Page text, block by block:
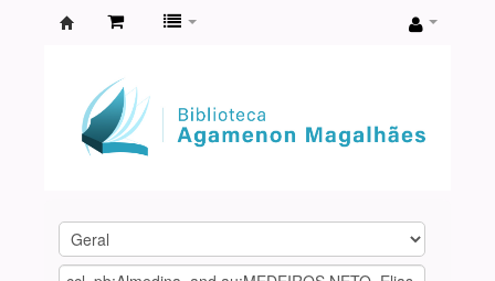
Agamenon
Magalhães